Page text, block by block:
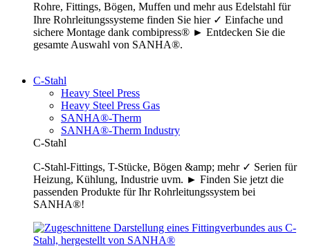
Rohre, Fittings, Bögen, Muffen und mehr aus Edelstahl für
Ihre Rohrleitungssysteme finden Sie hier ✓ Einfache und
sichere Montage dank combipress® ► Entdecken Sie die
gesamte Auswahl von SANHA®.
C-Stahl
Heavy Steel Press
Heavy Steel Press Gas
SANHA®-Therm
SANHA®-Therm Industry
C-Stahl
C-Stahl-Fittings, T-Stücke, Bögen &amp; mehr ✓ Serien für
Heizung, Kühlung, Industrie uvm. ► Finden Sie jetzt die
passenden Produkte für Ihr Rohrleitungssystem bei
SANHA®!